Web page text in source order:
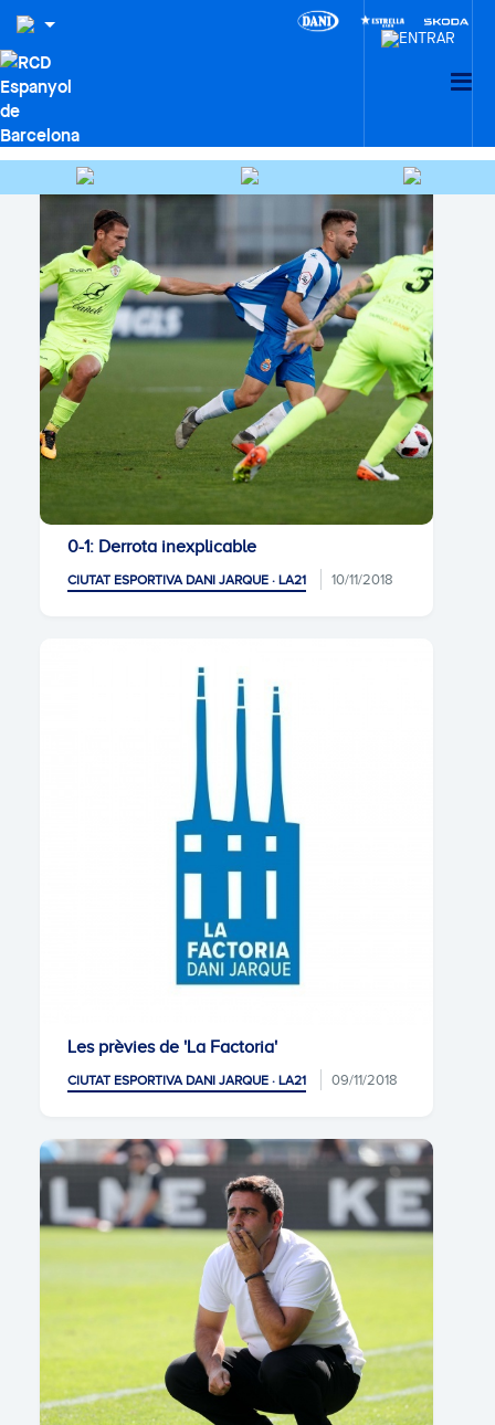
0-1: Derrota inexplicable
CIUTAT ESPORTIVA DANI JARQUE · LA21 10/11/2018
Les prèvies de 'La Factoria'
CIUTAT ESPORTIVA DANI JARQUE · LA21 09/11/2018